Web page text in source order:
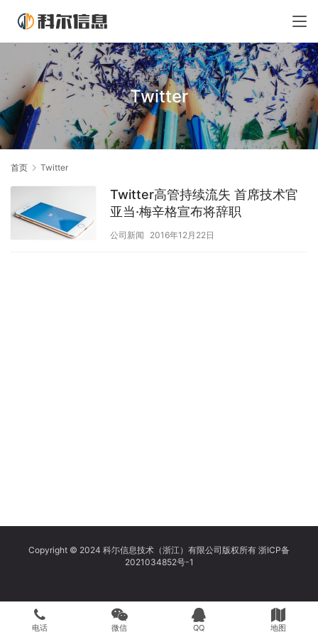
Twitter
首页 Twitter
Twitter高管持续流失 首席技术官
亚当·梅辛格宣布将辞职
公司新闻 2016年12月22日
Copyright © 2024 科尓信息技术（浙江）有限公司版权所有 浙ICP备
2021034852号-1
电话 微信 QQ 地图